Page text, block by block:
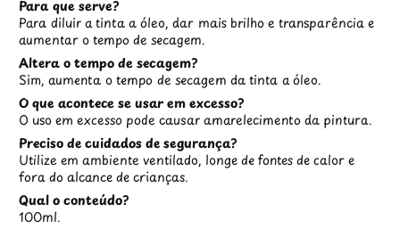
Para que serve?
Para diluir a tinta a óleo, dar mais brilho e transparência e
aumentar o tempo de secagem.
Altera o tempo de secagem?
Sim, aumenta o tempo de secagem da tinta a óleo.
O que acontece se usar em excesso?
O uso em excesso pode causar amarelecimento da pintura.
Preciso de cuidados de segurança?
Utilize em ambiente ventilado, longe de fontes de calor e
fora do alcance de crianças.
Qual o conteúdo?
100ml.